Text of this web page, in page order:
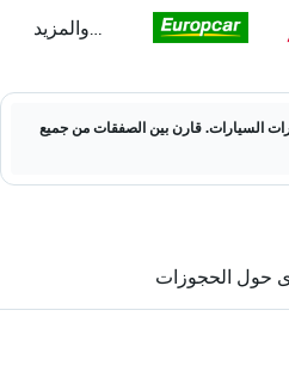
...والمزيد
على تأجيرات السيارات. قارن بين الصفقات من جميع
حول الحجوزات